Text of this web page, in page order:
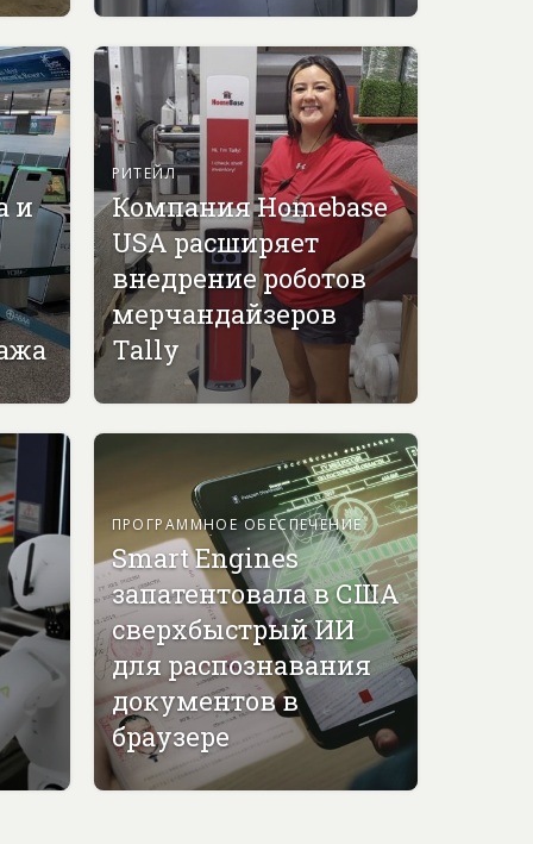
и
РИТЕЙЛ
Компания Homebase
USA расширяет
внедрение роботов
мерчандайзеров
Tally
ПРОГРАММНОЕ ОБЕСПЕЧЕНИЕ
Smart Engines
запатентовала в США
сверхбыстрый ИИ
для распознавания
документов в
браузере